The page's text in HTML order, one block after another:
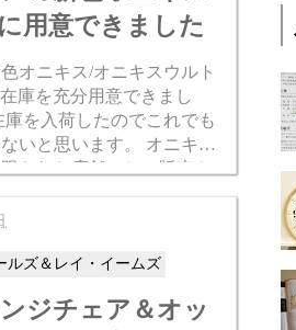
用意できました
オニキス/オニキスウルト
庫を充分用意できまし
を入荷したのでこれでも
いと思います。 オニキス
られた店舗でしか販売さ
がちょっと特殊なアーロ
...
ルズ＆レイ・イームズ
ジチェア＆オッ